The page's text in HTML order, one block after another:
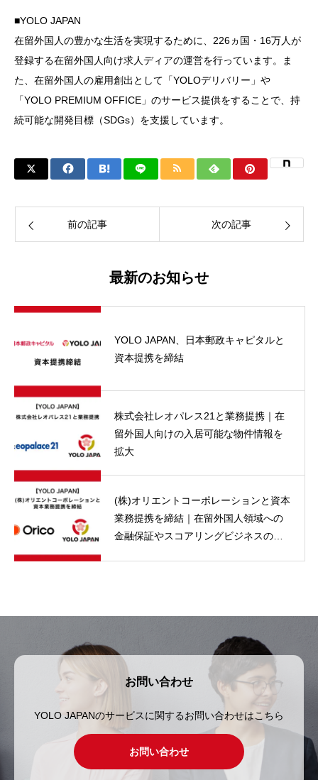
■YOLO JAPAN
在留外国人の豊かな生活を実現するために、226ヵ国・16万人が
登録する在留外国人向け求人ディアの運営を行っています。ま
た、在留外国人の雇用創出として「YOLOデリバリー」や
「YOLO PREMIUM OFFICE」のサービス提供をすることで、持
続可能な開発目標（SDGs）を支援しています。
前の記事 次の記事
最新のお知らせ
YOLO JAPAN、日本郵政キャピタルと
資本提携を締結
株式会社レオパレス21と業務提携｜在
留外国人向けの入居可能な物件情報を
拡大
(株)オリエントコーポレーションと資本
業務提携を締結｜在留外国人領域への
金融保証やスコアリングビジネスの提
お問い合わせ
YOLO JAPANのサービスに関するお問い合わせはこちら
お問い合わせ